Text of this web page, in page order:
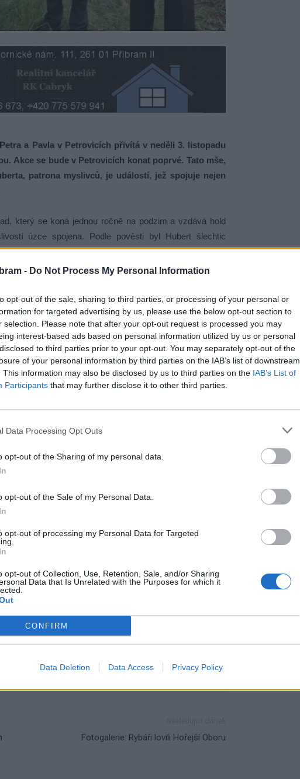
- Do Not Process My Personal Information
opt-out of the sale, sharing to third parties, or processing of your personal or
for targeted advertising by us, please use the below opt-out section to
selection. Please note that after your opt-out request is processed you may
interest-based ads based on personal information utilized by us or personal
to third parties prior to your opt-out. You may separately opt-out of the
of your personal information by third parties on the IAB’s list of downstream
This information may also be disclosed by us to third parties on the IAB’s List of
Participants that may further disclose it to other third parties.
Data Processing Opt Outs
opt-out of the Sharing of my personal data.
opt-out of the Sale of my Personal Data.
opt-out of processing my Personal Data for Targeted
opt-out of Collection, Use, Retention, Sale, and/or Sharing
Data that Is Unrelated with the Purposes for which it
CONFIRM
Data Deletion Data Access Privacy Policy
a Pavla v Petrovicích přivítá v neděli 3. listopadu
Akce se bude v Petrovicích konat poprvé. Tato mše,
patrona myslivců, je událostí, jež spojuje nejen
který se koná jednou ročně na podzim a vzdává hold
úzce spojena. Podle pověsti byl Hubert šlechtic
setkání s jelenem, jemuž mezi parohy zářil kříž.
a zanechal svého dosavadního hýřivého života.
kterou složili Petr Vacek a Josef Selement v roce 1991.
Pražského trubačského sboru pod vedením Kristýny
nejen hudbu během mše, ale i tradiční troubení před
bude trvat přibližně 45 minut, poté bude prostor
čas na rozjímání před začátkem mše.
a trubači návštěvníkům přiblíží myslivecké zvyky
přičinění místních pořadatelů, mezi něž patří Petr
dík za jejich obětavou práci.
příležitost spojit se s tradicemi české a evropské
nejen svatého Huberta, ale i hodnoty, které myslivci po
Fotogalerie: Rybáři lovili Hořejší Oboru